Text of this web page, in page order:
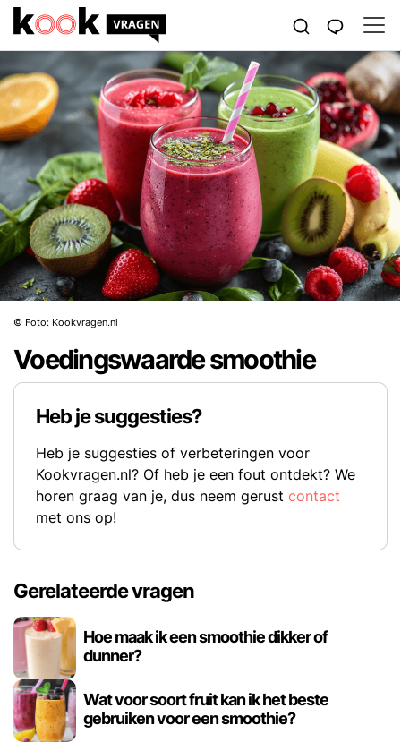
© Foto: Kookvragen.nl
Voedingswaarde smoothie
Heb je suggesties?
Heb je suggesties of verbeteringen voor
Kookvragen.nl? Of heb je een fout ontdekt? We
horen graag van je, dus neem gerust contact
met ons op!
Gerelateerde vragen
Hoe maak ik een smoothie dikker of
dunner?
Wat voor soort fruit kan ik het beste
gebruiken voor een smoothie?